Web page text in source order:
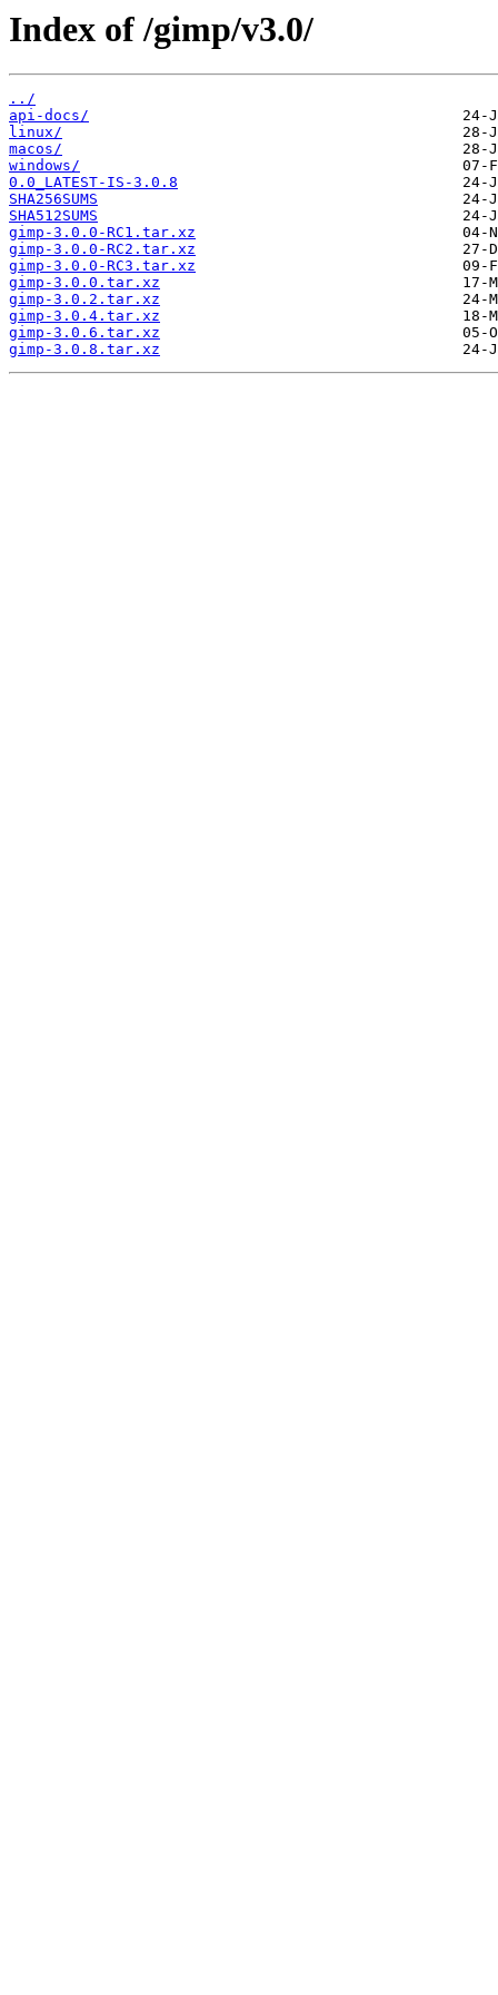
Index of /gimp/v3.0/
../
api-docs/
linux/
macos/
windows/
0.0_LATEST-IS-3.0.8
SHA256SUMS
SHA512SUMS
gimp-3.0.0-RC1.tar.xz
gimp-3.0.0-RC2.tar.xz
gimp-3.0.0-RC3.tar.xz
gimp-3.0.0.tar.xz
gimp-3.0.2.tar.xz
gimp-3.0.4.tar.xz
gimp-3.0.6.tar.xz
gimp-3.0.8.tar.xz